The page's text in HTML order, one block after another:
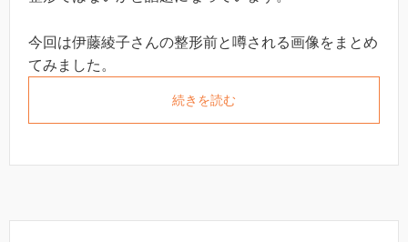
今回は伊藤綾子さんの整形前と噂される画像をまとめ
てみました。
続きを読む